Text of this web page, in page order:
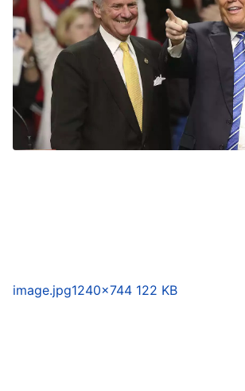
image.jpg1240×744 122 KB